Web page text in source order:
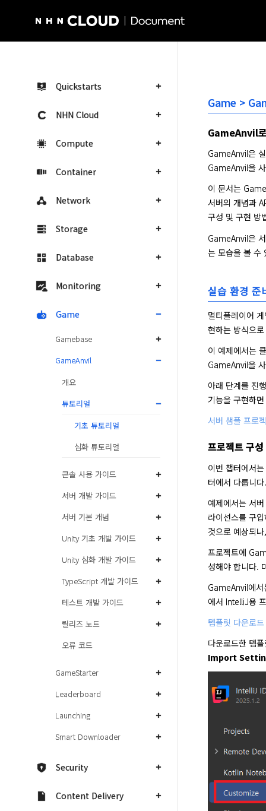
Quickstarts
NHN Cloud
Compute
Container
Network
Storage
Database
Monitoring
Game
Gamebase
GameAnvil
개요
튜토리얼
기초 튜토리얼
심화 튜토리얼
콘솔 사용 가이드
서버 개발 가이드
서버 기본 개념
Unity 기초 개발 가이드
Unity 심화 개발 가이드
TypeScript 개발 가이드
테스트 개발 가이드
릴리즈 노트
오류 코드
GameStarter
Leaderboard
Launching
Smart Downloader
Security
Content Delivery
Game >
GameAnvil
GameAnvil은
GameAnvil을
이 문서는
서버의 개념과
구성 및 구현 방
GameAnvil은
는 모습을 볼 수
실습 환경 준
멀티플레이어
현하는 방식으
이 예제에서는
GameAnvil을
아래 단계를 진
기능을 구현하
서버 샘플 프로
프로젝트 구성
이번 챕터에서
터에서 다룹니다.
예제에서는 서
라이선스를 구
것으로 예상되
프로젝트에
성해야 합니다.
GameAnvil에서
에서 IntelliJ용
템플릿 다운로드
다운로드한 템
Import